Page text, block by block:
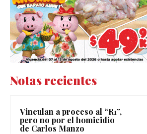
Notas recientes
Vinculan a proceso al “R1”,
pero no por el homicidio
de Carlos Manzo